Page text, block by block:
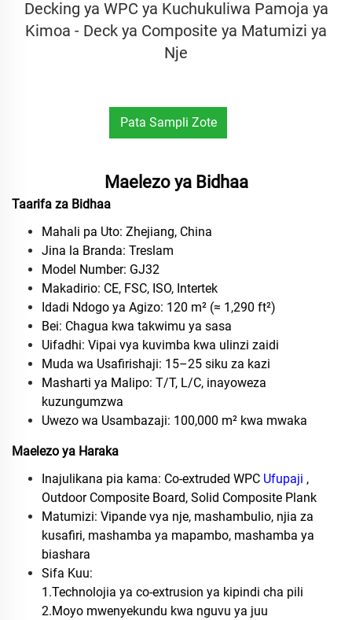
Decking ya WPC ya Kuchukuliwa Pamoja ya
Kimoa - Deck ya Composite ya Matumizi ya
Nje
Pata Sampli Zote
Maelezo ya Bidhaa
Taarifa za Bidhaa
Mahali pa Uto: Zhejiang, China
Jina la Branda: Treslam
Model Number: GJ32
Makadirio: CE, FSC, ISO, Intertek
Idadi Ndogo ya Agizo: 120 m² (≈ 1,290 ft²)
Bei: Chagua kwa takwimu ya sasa
Uifadhi: Vipai vya kuvimba kwa ulinzi zaidi
Muda wa Usafirishaji: 15–25 siku za kazi
Masharti ya Malipo: T/T, L/C, inayoweza
kuzungumzwa
Uwezo wa Usambazaji: 100,000 m² kwa mwaka
Maelezo ya Haraka
Inajulikana pia kama: Co-extruded WPC Ufupaji ,
Outdoor Composite Board, Solid Composite Plank
Matumizi: Vipande vya nje, mashambulio, njia za
kusafiri, mashamba ya mapambo, mashamba ya
biashara
Sifa Kuu:
1.Technolojia ya co-extrusion ya kipindi cha pili
2.Moyo mwenyekundu kwa nguvu ya juu